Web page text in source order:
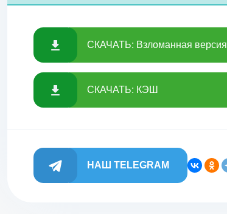
СКАЧАТЬ: Взломанная версия
СКАЧАТЬ: КЭШ
НАШ TELEGRAM